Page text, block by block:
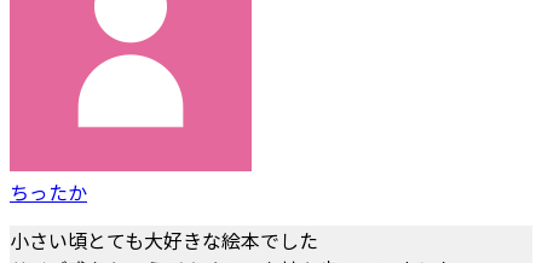
ちったか
小さい頃とても大好きな絵本でした